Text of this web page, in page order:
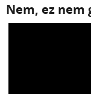
Nem, ez